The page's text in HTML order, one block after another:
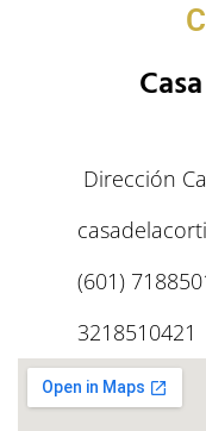
Dirección
(601)
3218510421